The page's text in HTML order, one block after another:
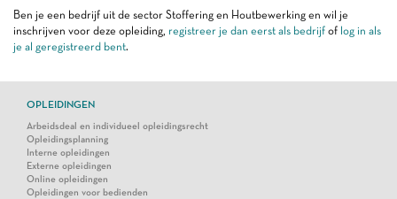
Ben je een bedrijf uit de sector Stoffering en Houtbewerking en wil je
inschrijven voor deze opleiding, registreer je dan eerst als bedrijf of log in als
je al geregistreerd bent.
OPLEIDINGEN
Arbeidsdeal en individueel opleidingsrecht
Opleidingsplanning
Interne opleidingen
Externe opleidingen
Online opleidingen
Opleidingen voor bedienden